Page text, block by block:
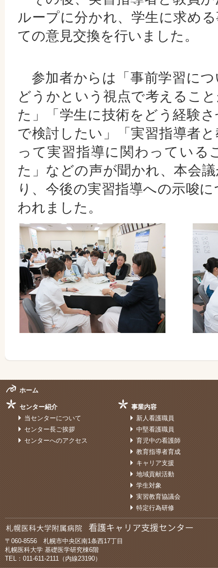
ループに分かれ、学生に求め
ての意見交換を行いました。
参加者からは「事前学習に
どうかという視点で考えるこ
た」「学生に技術をどう経験
で検討したい」「実習指導者
って実習指導に関わっている
た」などの声が聞かれ、本会
り、今後の実習指導への示唆
われました。
ホーム
センター紹介
当センターについて
センター長ご挨拶
センターへのアクセス
事業内容
新人看護職員
中堅看護職員
育児中の看護師
教育指導者育成
キャリア支援
地域貢献活動
学生対象
実習教育協議会
特定行為研修
〒060-8556 札幌市中央区南1条西17丁目
札幌医科大学 基礎医学研究棟6階
TEL：011-611-2111（内線23190）